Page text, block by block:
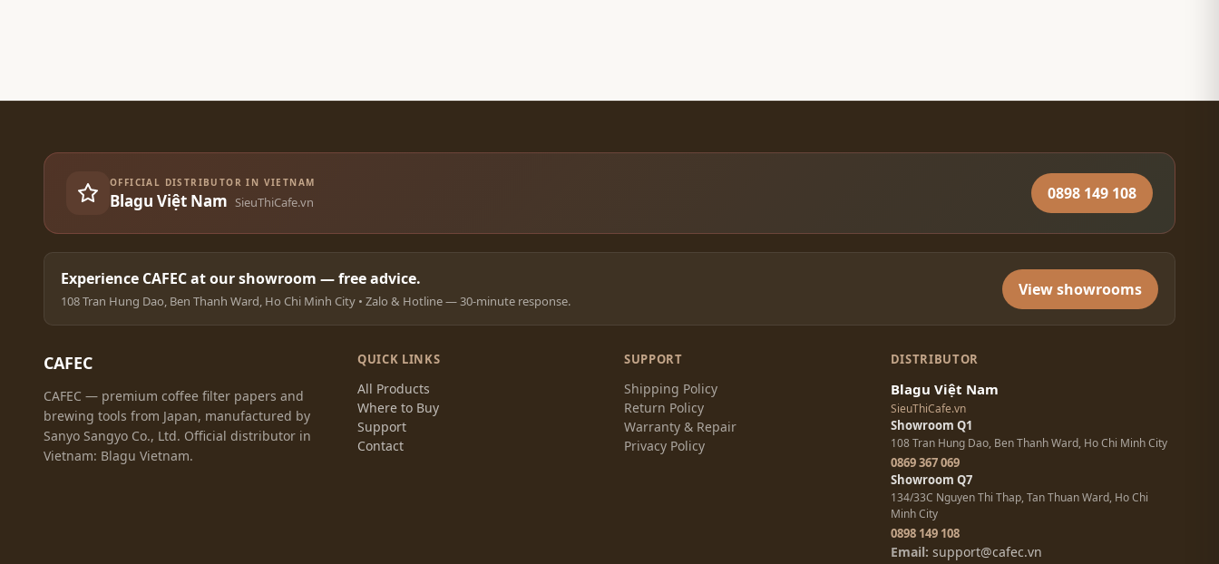
OFFICIAL DISTRIBUTOR IN VIETNAM
Blagu Việt Nam SieuThiCafe.vn 0898 149 108
Experience CAFEC at our showroom — free advice.
108 Tran Hung Dao, Ben Thanh Ward, Ho Chi Minh City • Zalo & Hotline — 30-minute response.
View showrooms
CAFEC
CAFEC — premium coffee filter papers and
brewing tools from Japan, manufactured by
Sanyo Sangyo Co., Ltd. Official distributor in
Vietnam: Blagu Vietnam.
QUICK LINKS
All Products
Where to Buy
Support
Contact
SUPPORT
Shipping Policy
Return Policy
Warranty & Repair
Privacy Policy
DISTRIBUTOR
Blagu Việt Nam
SieuThiCafe.vn
Showroom Q1
108 Tran Hung Dao, Ben Thanh Ward, Ho Chi Minh City
0869 367 069
Showroom Q7
134/33C Nguyen Thi Thap, Tan Thuan Ward, Ho Chi
Minh City
0898 149 108
Email: support@cafec.vn